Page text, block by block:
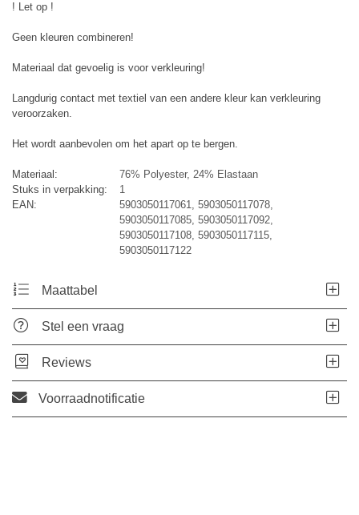
! Let op !
Geen kleuren combineren!
Materiaal dat gevoelig is voor verkleuring!
Langdurig contact met textiel van een andere kleur kan verkleuring
veroorzaken.
Het wordt aanbevolen om het apart op te bergen.
Materiaal:
76% Polyester, 24% Elastaan
Stuks in verpakking:
1
EAN:
5903050117061, 5903050117078,
5903050117085, 5903050117092,
5903050117108, 5903050117115,
5903050117122
Maattabel
Stel een vraag
Reviews
Voorraadnotificatie